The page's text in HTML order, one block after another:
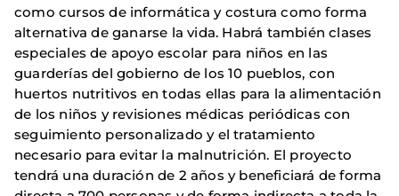
como cursos de informática y costura como forma
alternativa de ganarse la vida. Habrá también clases
especiales de apoyo escolar para niños en las
guarderías del gobierno de los 10 pueblos, con
huertos nutritivos en todas ellas para la alimentación
de los niños y revisiones médicas periódicas con
seguimiento personalizado y el tratamiento
necesario para evitar la malnutrición. El proyecto
tendrá una duración de 2 años y beneficiará de forma